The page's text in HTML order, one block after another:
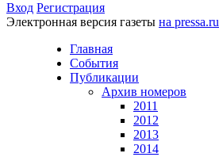
Вход Регистрация
Электронная версия газеты на pressa.ru
Главная
События
Публикации
Архив номеров
2011
2012
2013
2014